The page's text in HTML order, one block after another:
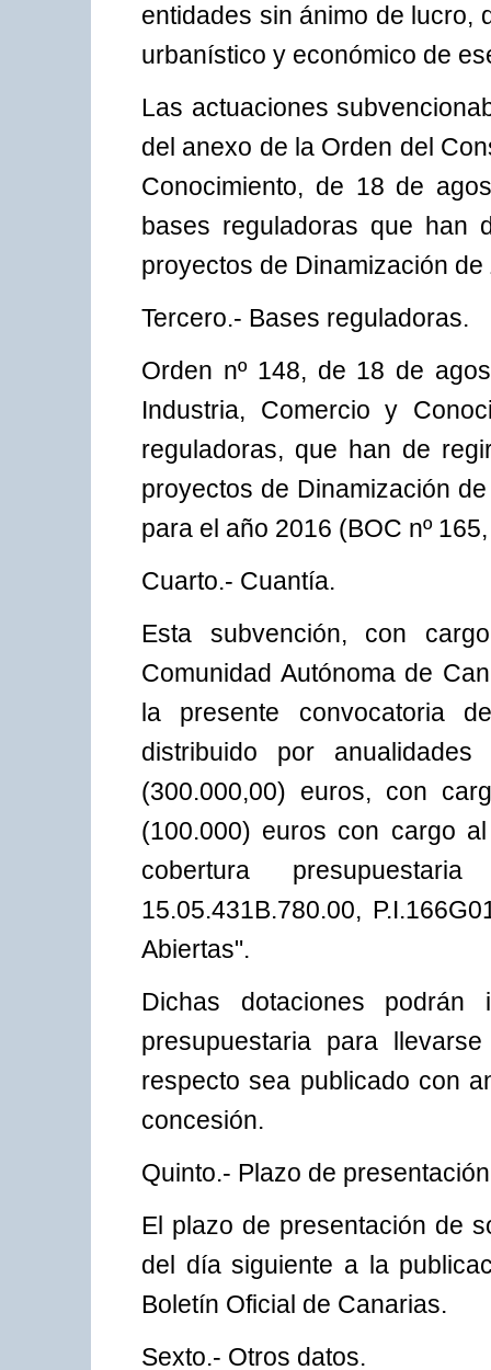
entidades sin ánimo de lucro,
urbanístico y económico de
Las actuaciones
del anexo de la Orden del
Conocimiento, de 18 de
bases reguladoras que han
proyectos de Dinamización
Tercero.- Bases reguladoras.
Orden nº 148, de 18 de
Industria, Comercio y
reguladoras, que han de
proyectos de Dinamización
para el año 2016 (BOC nº
Cuarto.- Cuantía.
Esta subvención, con
Comunidad Autónoma de
la presente convocatoria
distribuido por
(300.000,00) euros, con
(100.000) euros con cargo
cobertura
15.05.431B.780.00,
Abiertas".
Dichas dotaciones podrán
presupuestaria para
respecto sea publicado con
concesión.
Quinto.- Plazo de
El plazo de presentación de
del día siguiente a la
Boletín Oficial de Canarias.
Sexto.- Otros datos.